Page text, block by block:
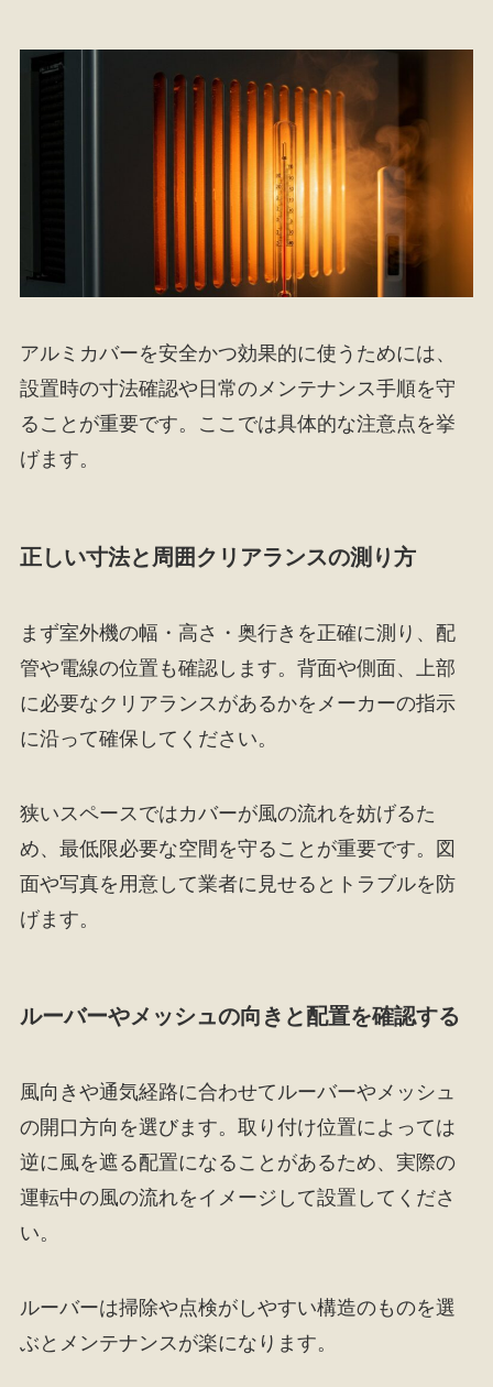
アルミカバーを安全かつ効果的に使うためには、
設置時の寸法確認や日常のメンテナンス手順を守
ることが重要です。ここでは具体的な注意点を挙
げます。
正しい寸法と周囲クリアランスの測り方
まず室外機の幅・高さ・奥行きを正確に測り、配
管や電線の位置も確認します。背面や側面、上部
に必要なクリアランスがあるかをメーカーの指示
に沿って確保してください。
狭いスペースではカバーが風の流れを妨げるた
め、最低限必要な空間を守ることが重要です。図
面や写真を用意して業者に見せるとトラブルを防
げます。
ルーバーやメッシュの向きと配置を確認する
風向きや通気経路に合わせてルーバーやメッシュ
の開口方向を選びます。取り付け位置によっては
逆に風を遮る配置になることがあるため、実際の
運転中の風の流れをイメージして設置してくださ
い。
ルーバーは掃除や点検がしやすい構造のものを選
ぶとメンテナンスが楽になります。